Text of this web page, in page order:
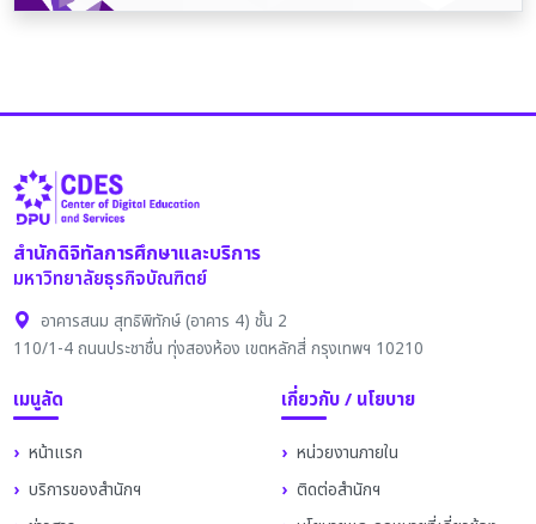
สำนักดิจิทัลการศึกษาและบริการ
มหาวิทยาลัยธุรกิจบัณฑิตย์
อาคารสนม สุทธิพิทักษ์ (อาคาร 4) ชั้น 2
110/1-4 ถนนประชาชื่น ทุ่งสองห้อง เขตหลักสี่ กรุงเทพฯ 10210
เมนูลัด
หน้าแรก
บริการของสำนักฯ
เกี่ยวกับ / นโยบาย
หน่วยงานภายใน
ติดต่อสำนักฯ